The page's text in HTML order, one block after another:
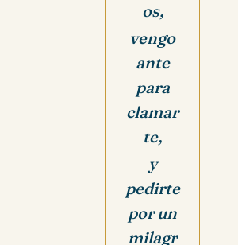
os,
vengo
ante
para
clamar
te,
y
pedirte
por un
milagr